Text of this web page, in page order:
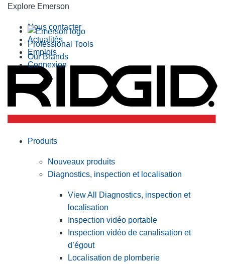
Explore Emerson
Professional Tools
Our Brands
Nous contacter
Actualités
Emplois
Connexion
Produits
Nouveaux produits
Diagnostics, inspection et localisation
View All Diagnostics, inspection et
localisation
Inspection vidéo portable
Inspection vidéo de canalisation et
d’égout
Localisation de plomberie